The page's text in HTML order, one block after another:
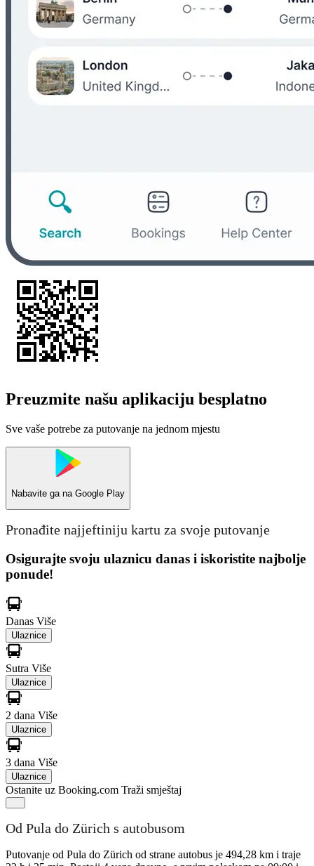
Preuzmite našu aplikaciju besplatno
Sve vaše potrebe za putovanje na jednom mjestu
Nabavite ga na Google Play
Pronađite najjeftiniju kartu za svoje putovanje
Osigurajte svoju ulaznicu danas i iskoristite najbolje
ponude!
Danas Više
Ulaznice
Sutra Više
Ulaznice
2 dana Više
Ulaznice
3 dana Više
Ulaznice
Ostanite uz Booking.com Traži smještaj
Od Pula do Zürich s autobusom
Putovanje od Pula do Zürich od strane autobus je 494,28 km i traje